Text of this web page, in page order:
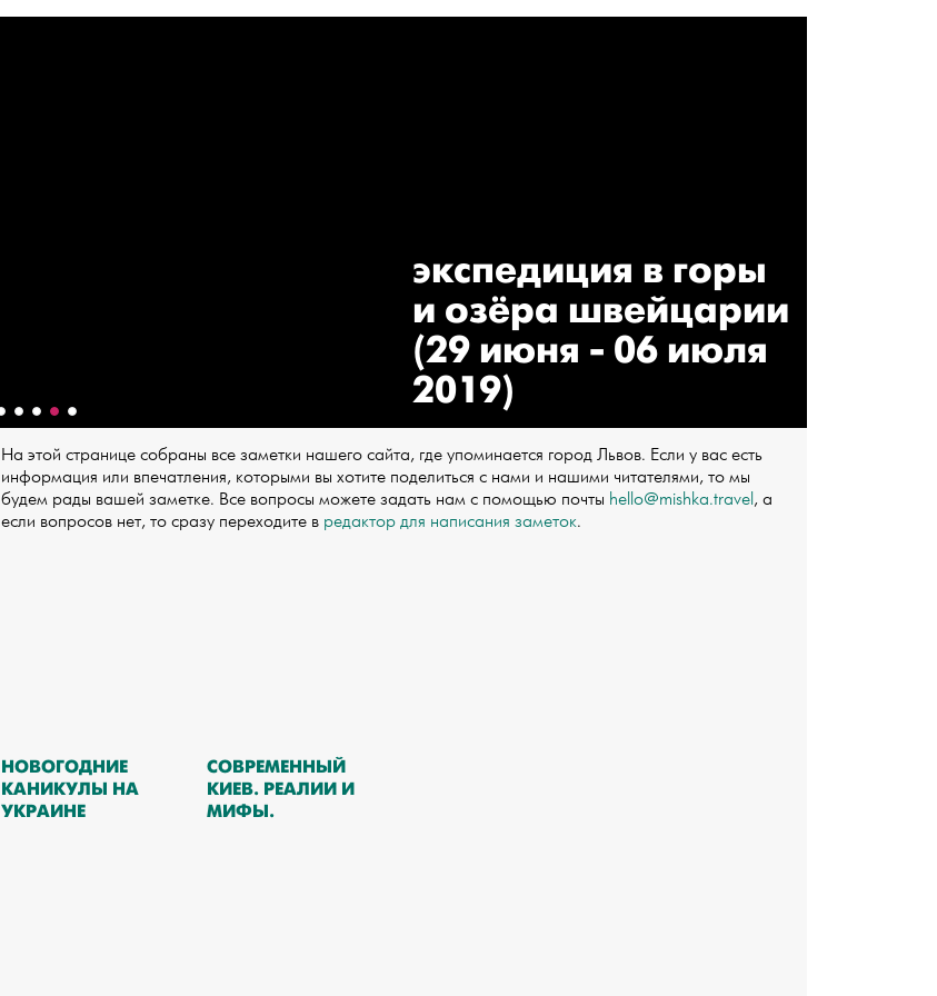
экспедиция в горы
и озёра швейцарии
(29 июня - 06 июля
2019)
На этой странице собраны все заметки нашего сайта, где упоминается город Львов. Если у вас есть
информация или впечатления, которыми вы хотите поделиться с нами и нашими читателями, то мы
будем рады вашей заметке. Все вопросы можете задать нам с помощью почты hello@mishka.travel, а
если вопросов нет, то сразу переходите в редактор для написания заметок.
НОВОГОДНИЕ
КАНИКУЛЫ НА
УКРАИНЕ
СОВРЕМЕННЫЙ
КИЕВ. РЕАЛИИ И
МИФЫ.